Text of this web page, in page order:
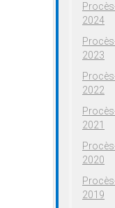
2024
2023
2022
2021
2020
2019